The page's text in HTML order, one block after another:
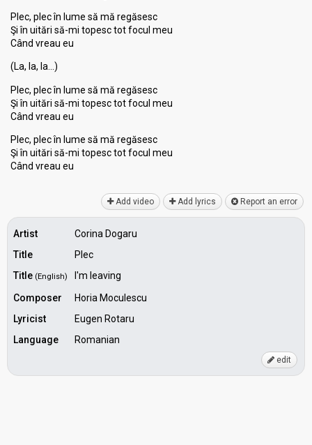
Plec, plec în lume să mă regăsesc
Şi în uitări să-mi topesc tot focul meu
Când vreau eu
(La, la, la…)
Plec, plec în lume să mă regăsesc
Şi în uitări să-mi topesc tot focul meu
Când vreau eu
Plec, plec în lume să mă regăsesc
Şi în uitări să-mi topeѕc tot focul meu
Când vreаu eu
Add video Add lyrics Report an error
Artist
Corina Dogaru
Title
Plec
Title (English)
I'm leaving
Composer
Horia Moculescu
Lyricist
Eugen Rotaru
Language
Romanian
edit